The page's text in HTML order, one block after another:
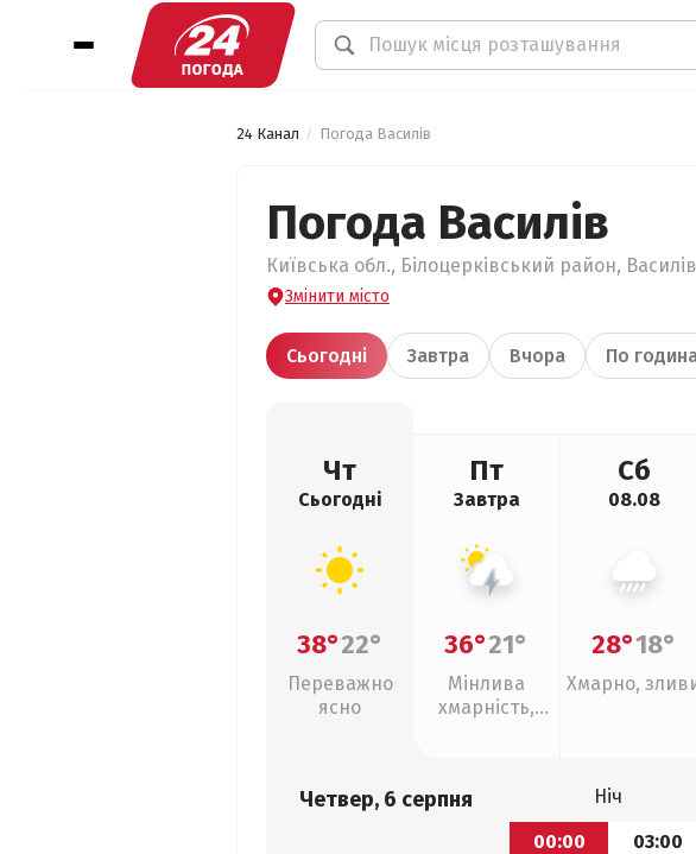
24 Канал Погода Василів
Погода Василів
Київська обл., Білоцерківський район,
Змінити місто
Сьогодні Завтра Вчора По
Чт
Сьогодні
38°22°
Переважно
ясно
Пт
Завтра
36°21°
Мінлива
хмарність,
Сб
08.08
28°18°
Хмарно,
Четвер, 6 серпня Ніч
00:00
03:00